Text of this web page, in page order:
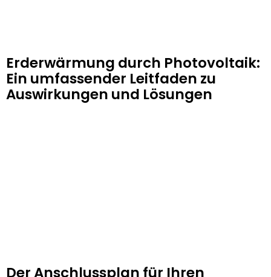
Erderwärmung durch Photovoltaik:
Ein umfassender Leitfaden zu
Auswirkungen und Lösungen
Der Anschlussplan für Ihren